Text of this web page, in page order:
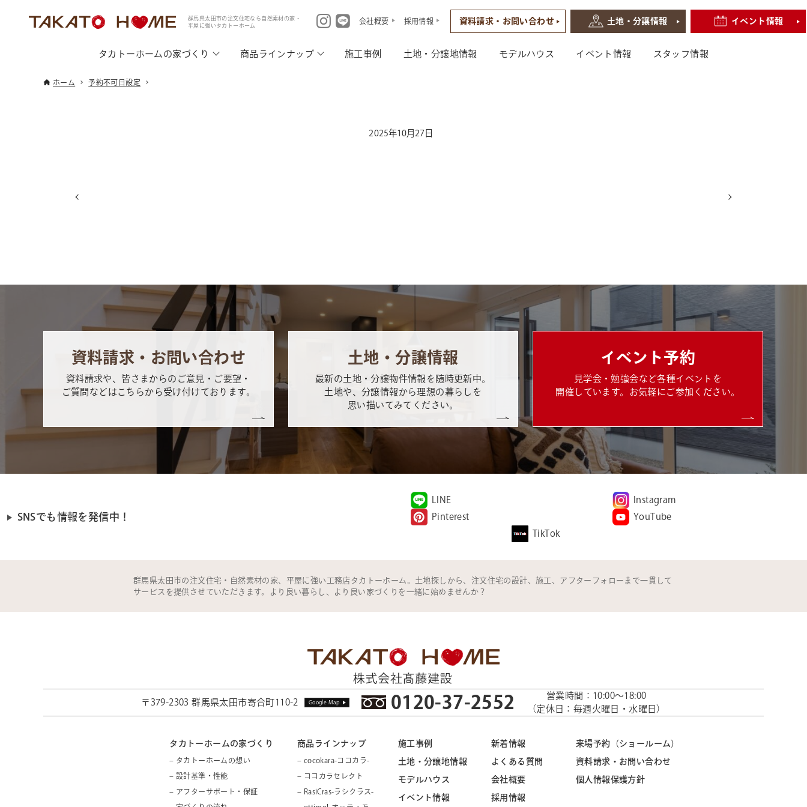
群馬県太田市の注文住宅なら自然素材の家・
平屋に強いタカトーホーム
会社概要 採用情報 資料請求・お問い合わせ 土地・分譲情報 イベント情報
タカトーホームの家づくり 商品ラインナップ 施工事例 土地・分譲地情報 モデルハウス イベント情報 スタッフ情報
ホーム 予約不可日設定
2025年10月27日
資料請求・お問い合わせ
資料請求や、皆さまからのご意見・ご要望・
ご質問などはこちらから受け付けております。
土地・分譲情報
最新の土地・分譲物件情報を随時更新中。
土地や、分譲情報から理想の暮らしを
思い描いてみてください。
イベント予約
見学会・勉強会など各種イベントを
開催しています。お気軽にご参加ください。
SNSでも情報を発信中！
LINE
Instagram
Pinterest
YouTube
TikTok
群馬県太田市の注文住宅・自然素材の家、平屋に強い工務店タカトーホーム。土地探しから、注文住宅の設計、施工、アフターフォローまで一貫して
サービスを提供させていただきます。より良い暮らし、より良い家づくりを一緒に始めませんか？
〒379-2303 群馬県太田市寄合町110-2 Google Map 0120-37-2552
営業時間：10:00～18:00
（定休日：毎週火曜日・水曜日）
タカトーホームの家づくり
– タカトーホームの想い
– 設計基準・性能
– アフターサポート・保証
商品ラインナップ
– cocokara-ココカラ-
– ココカラセレクト
– RasiCras-ラシクラス-
施工事例
土地・分譲地情報
モデルハウス
イベント情報
新着情報
よくある質問
会社概要
採用情報
来場予約（ショールーム）
資料請求・お問い合わせ
個人情報保護方針